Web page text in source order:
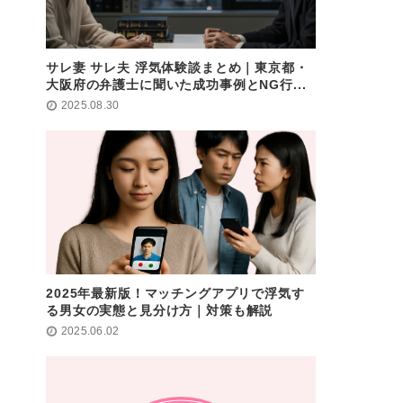
サレ妻 サレ夫 浮気体験談まとめ｜東京都・
大阪府の弁護士に聞いた成功事例とNG行...
2025.08.30
2025年最新版！マッチングアプリで浮気す
る男女の実態と見分け方｜対策も解説
2025.06.02